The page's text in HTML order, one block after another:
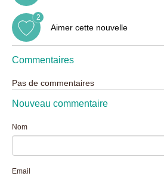
Aimer cette nouvelle
2
Commentaires
Pas de commentaires
Nouveau commentaire
Nom
Email